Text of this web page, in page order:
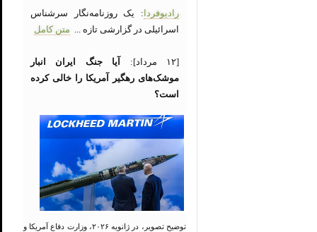
رادیوفردا : یک روزنامه‌نگار سرشناس
اسرائیلی در گزارشی تازه ... متن کامل
[۱۲ مرداد]:
آیا جنگ ایران انبار
موشک‌های رهگیر آمریکا را خالی کرده
است؟
توضیح تصویر، در ژانویه ۲۰۲۶، وزارت دفاع آمریکا و